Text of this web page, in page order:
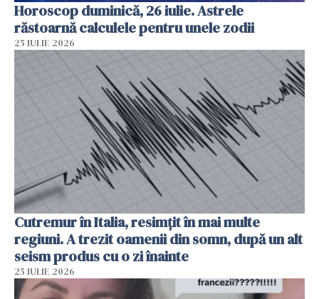
Horoscop duminică, 26 iulie. Astrele
răstoarnă calculele pentru unele zodii
25 IULIE 2026
Cutremur în Italia, resimțit în mai multe
regiuni. A trezit oamenii din somn, după un alt
seism produs cu o zi înainte
25 IULIE 2026